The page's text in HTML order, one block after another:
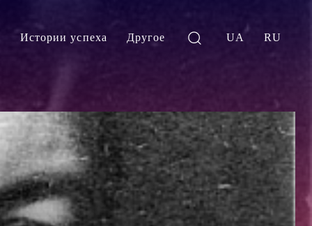
Истории успеха Другое UA RU